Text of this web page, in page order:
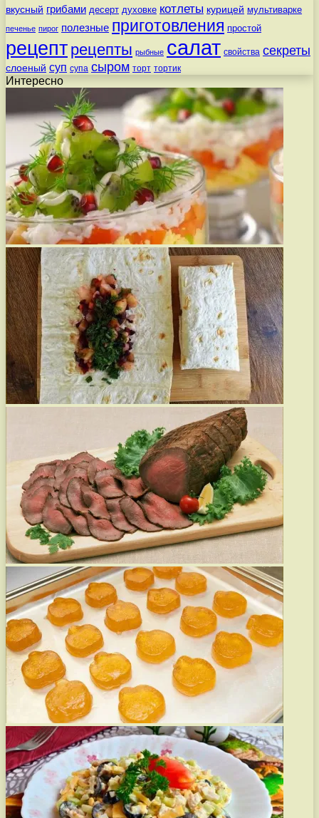
вкусный грибами десерт духовке котлеты курицей мультиварке
печенье пирог полезные приготовления простой
рецепт рецепты рыбные салат свойства секреты
слоеный суп супа сыром торт тортик
Интересно